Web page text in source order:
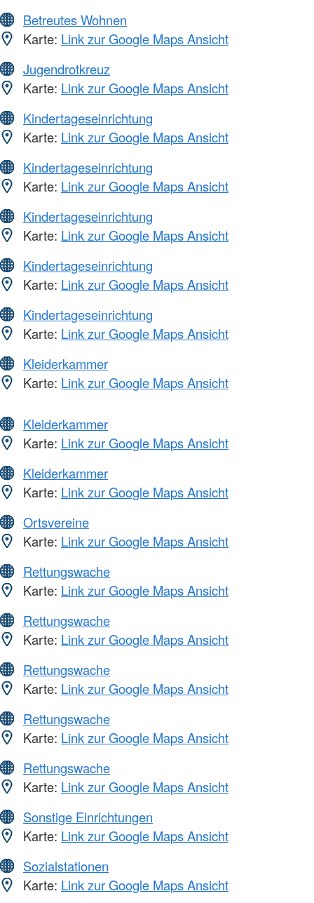
Betreutes Wohnen
Karte: Link zur Google Maps Ansicht
Jugendrotkreuz
Karte: Link zur Google Maps Ansicht
Kindertageseinrichtung
Karte: Link zur Google Maps Ansicht
Kindertageseinrichtung
Karte: Link zur Google Maps Ansicht
Kindertageseinrichtung
Karte: Link zur Google Maps Ansicht
Kindertageseinrichtung
Karte: Link zur Google Maps Ansicht
Kindertageseinrichtung
Karte: Link zur Google Maps Ansicht
Kleiderkammer
Karte: Link zur Google Maps Ansicht
Kleiderkammer
Karte: Link zur Google Maps Ansicht
Kleiderkammer
Karte: Link zur Google Maps Ansicht
Ortsvereine
Karte: Link zur Google Maps Ansicht
Rettungswache
Karte: Link zur Google Maps Ansicht
Rettungswache
Karte: Link zur Google Maps Ansicht
Rettungswache
Karte: Link zur Google Maps Ansicht
Rettungswache
Karte: Link zur Google Maps Ansicht
Rettungswache
Karte: Link zur Google Maps Ansicht
Sonstige Einrichtungen
Karte: Link zur Google Maps Ansicht
Sozialstationen
Karte: Link zur Google Maps Ansicht